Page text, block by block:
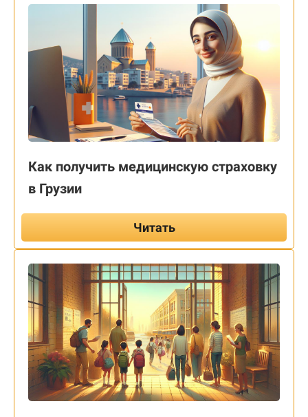
Как получить медицинскую страховку
в Грузии
Читать